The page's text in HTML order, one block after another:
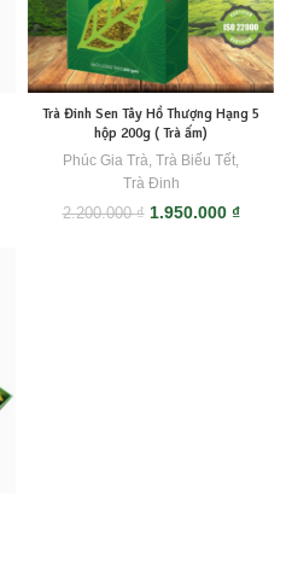
Trà Đinh Sen Tây Hồ Thượng Hạng 5
hộp 200g ( Trà ấm)
Phúc Gia Trà, Trà Biếu Tết,
Trà Đinh
2.200.000₫ Giá
1.950.000 ₫Giá